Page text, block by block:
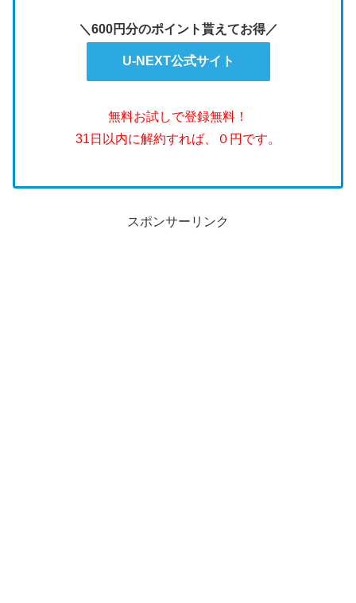
＼600円分のポイント貰えてお得／
U-NEXT公式サイト
無料お試しで登録無料！
31日以内に解約すれば、０円です。
スポンサーリンク